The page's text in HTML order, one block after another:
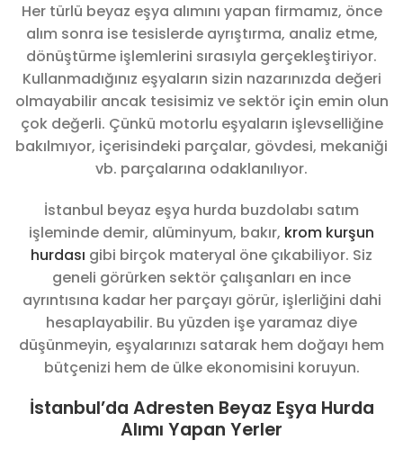
Her türlü beyaz eşya alımını yapan firmamız, önce
alım sonra ise tesislerde ayrıştırma, analiz etme,
dönüştürme işlemlerini sırasıyla gerçekleştiriyor.
Kullanmadığınız eşyaların sizin nazarınızda değeri
olmayabilir ancak tesisimiz ve sektör için emin olun
çok değerli. Çünkü motorlu eşyaların işlevselliğine
bakılmıyor, içerisindeki parçalar, gövdesi, mekaniği
vb. parçalarına odaklanılıyor.
İstanbul beyaz eşya hurda buzdolabı satım
işleminde demir, alüminyum, bakır, krom kurşun
hurdası gibi birçok materyal öne çıkabiliyor. Siz
geneli görürken sektör çalışanları en ince
ayrıntısına kadar her parçayı görür, işlerliğini dahi
hesaplayabilir. Bu yüzden işe yaramaz diye
düşünmeyin, eşyalarınızı satarak hem doğayı hem
bütçenizi hem de ülke ekonomisini koruyun.
İstanbul’da Adresten Beyaz Eşya Hurda
Alımı Yapan Yerler